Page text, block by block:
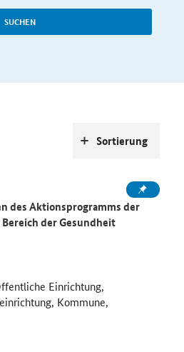
SUCHEN
des Aktionsprogramms der
der Gesundheit
Einrichtung,
Kommune,
Sortierung